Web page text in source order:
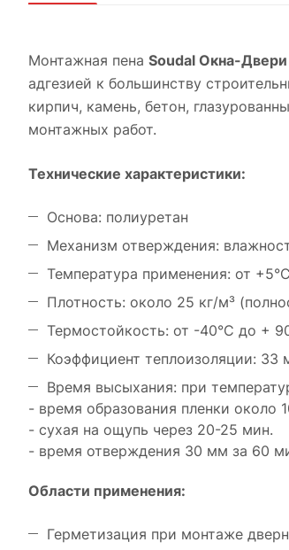
Монтажная пена Soudal Окна-Двери
адгезией к большинству
кирпич, камень, бетон,
монтажных работ.
Технические характеристики:
Основа: полиуретан
Механизм отверждения:
Температура применения: от
Плотность: около 25 кг/м³
Термостойкость: от -40°C до +
Коэффициент теплоизоляции: 33
Время высыхания: при
- время образования пленки около
- сухая на ощупь через 20-25 мин.
- время отверждения 30 мм за 60
Области применения:
Герметизация при монтаже